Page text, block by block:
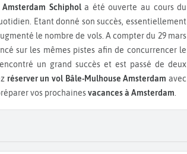
Amsterdam Schiphola été ouverte au cours du
Etant donné son succès, essentiellement
le nombre de vols. A compter du 29 mars
sur les mêmes pistes afin de concurrencer le
un grand succès et est passé de deux
réserver un vol Bâle-Mulhouse Amsterdam avec
vos prochainesvacances à Amsterdam